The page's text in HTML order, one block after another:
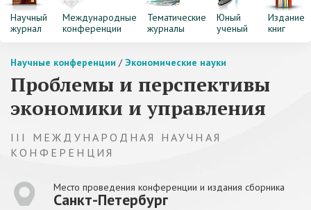
Научный
журнал
Международные
конференции
Тематические
журналы
Юный
ученый
Издание
книг
Научные конференции /Экономические науки
Проблемы и перспективы
экономики и управления
III МЕЖДУНАРОДНАЯ НАУЧНАЯ
КОНФЕРЕНЦИЯ
Место проведения конференции и издания сборника
Санкт-Петербург